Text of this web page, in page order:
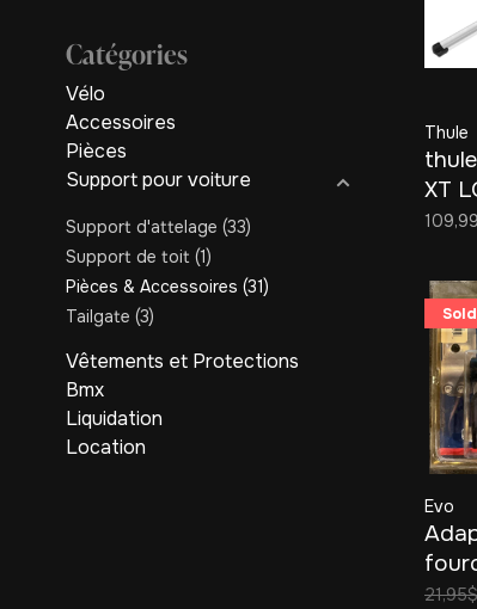
Catégories
Vélo
Accessoires
Pièces
Support pour voiture
Support d'attelage (33)
Support de toit (1)
Pièces & Accessoires (31)
Tailgate (3)
Vêtements et Protections
Bmx
Liquidation
Location
Thule
XT
Evo
Noir